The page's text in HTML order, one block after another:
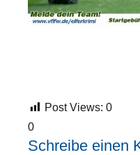
Post Views: 0
0
Schreibe einen